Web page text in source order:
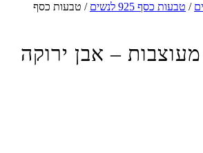
/ טבעות כסף 925 לנשים
/ טבעות כסף
– אבן ירוקה